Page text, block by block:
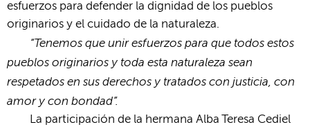
esfuerzos para defender la dignidad de los pueblos
originarios y el cuidado de la naturaleza.
“Tenemos que unir esfuerzos para que todos estos
pueblos originarios y toda esta naturaleza sean
respetados en sus derechos y tratados con justicia, con
amor y con bondad”.
La participación de la hermana Alba Teresa Cediel